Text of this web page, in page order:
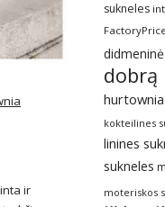
ir
sukneles
hurtownia
kokteilines
linines
sukneles
moteriskos